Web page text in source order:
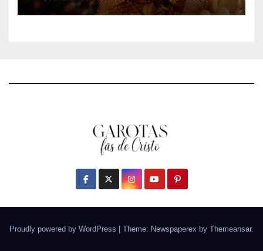
Proudly powered by WordPress | Theme: Newspaperex by Themeansar.